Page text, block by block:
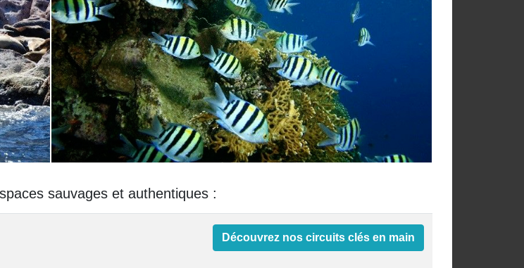
sauvages et authentiques :
Découvrez nos circuits clés en main